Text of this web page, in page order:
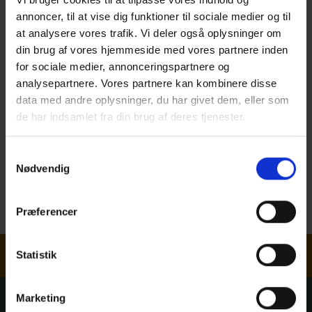
annoncer, til at vise dig funktioner til sociale medier og til
at analysere vores trafik. Vi deler også oplysninger om
din brug af vores hjemmeside med vores partnere inden
for sociale medier, annonceringspartnere og
analysepartnere. Vores partnere kan kombinere disse
data med andre oplysninger, du har givet dem, eller som
de har indsamlet fra din brug af deres tjenester.
Nødvendig
Præferencer
Statistik
Marketing
STEFFEN E. MAAGAARD
Nyhedsbrev